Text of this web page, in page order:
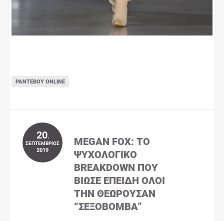
ΡΑΝΤΕΒΟΎ ONLINE
20.
ΣΕΠΤΈΜΒΡΙΟΣ
2019
MEGAN FOX: ΤΟ
ΨΥΧΟΛΟΓΙΚΌ
BREAKDOWN ΠΟΥ
ΒΊΩΣΕ ΕΠΕΙΔΉ ΌΛΟΙ
ΤΗΝ ΘΕΩΡΟΎΣΑΝ
“ΣΕΞΟΒΌΜΒΑ”